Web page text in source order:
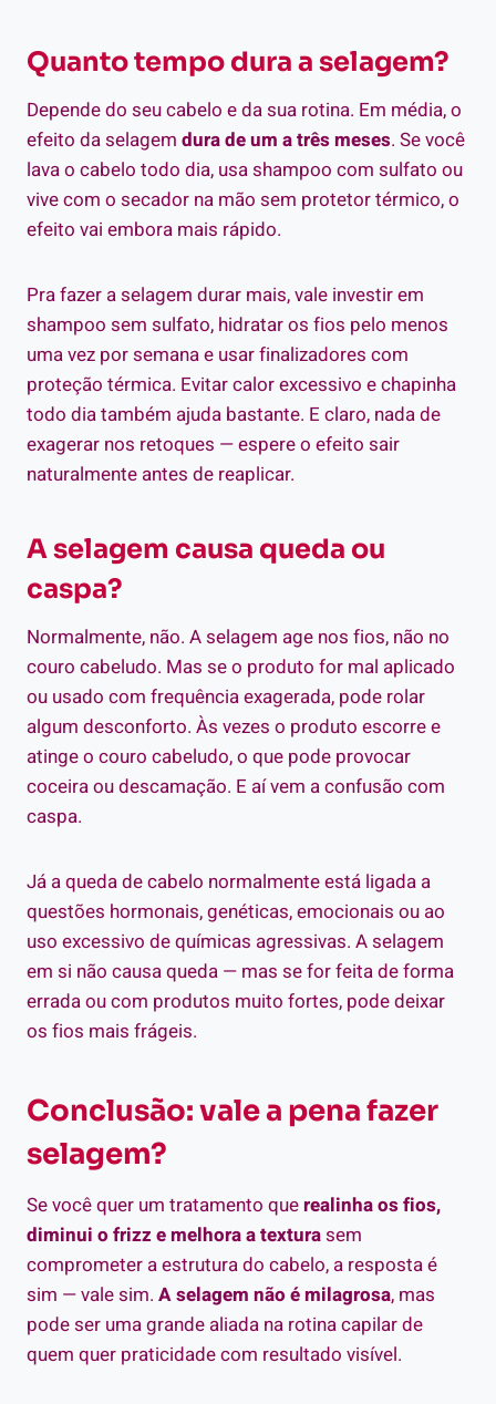
Quanto tempo dura a selagem?
Depende do seu cabelo e da sua rotina. Em média, o
efeito da selagem dura de um a três meses. Se você
lava o cabelo todo dia, usa shampoo com sulfato ou
vive com o secador na mão sem protetor térmico, o
efeito vai embora mais rápido.
Pra fazer a selagem durar mais, vale investir em
shampoo sem sulfato, hidratar os fios pelo menos
uma vez por semana e usar finalizadores com
proteção térmica. Evitar calor excessivo e chapinha
todo dia também ajuda bastante. E claro, nada de
exagerar nos retoques — espere o efeito sair
naturalmente antes de reaplicar.
A selagem causa queda ou
caspa?
Normalmente, não. A selagem age nos fios, não no
couro cabeludo. Mas se o produto for mal aplicado
ou usado com frequência exagerada, pode rolar
algum desconforto. Às vezes o produto escorre e
atinge o couro cabeludo, o que pode provocar
coceira ou descamação. E aí vem a confusão com
caspa.
Já a queda de cabelo normalmente está ligada a
questões hormonais, genéticas, emocionais ou ao
uso excessivo de químicas agressivas. A selagem
em si não causa queda — mas se for feita de forma
errada ou com produtos muito fortes, pode deixar
os fios mais frágeis.
Conclusão: vale a pena fazer
selagem?
Se você quer um tratamento querealinha os fios,
diminui o frizz e melhora a texturasem
comprometer a estrutura do cabelo, a resposta é
sim — vale sim. A selagem não é milagrosa, mas
pode ser uma grande aliada na rotina capilar de
quem quer praticidade com resultado visível.